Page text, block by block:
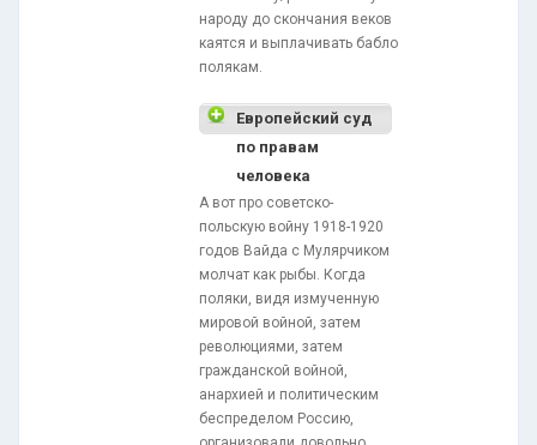
народу до скончания веков
каятся и выплачивать бабло
полякам.
Европейский суд
по правам
человека
А вот про советско-
польскую войну 1918-1920
годов Вайда с Мулярчиком
молчат как рыбы. Когда
поляки, видя измученную
мировой войной, затем
революциями, затем
гражданской войной,
анархией и политическим
беспределом Россию,